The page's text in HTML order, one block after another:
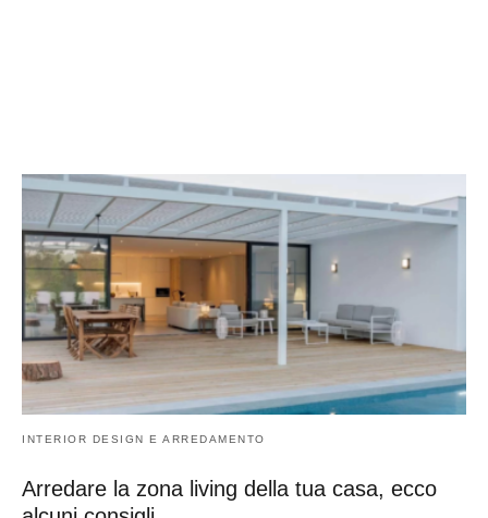
INTERIOR DESIGN E ARREDAMENTO
Arredare la zona living della tua casa, ecco